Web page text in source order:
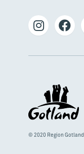
© 2020 Region Gotland